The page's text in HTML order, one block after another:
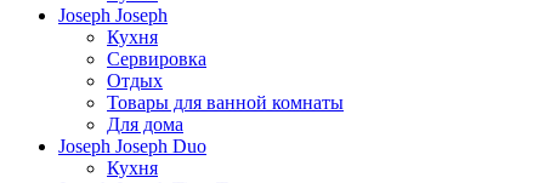
Joseph Joseph
Кухня
Сервировка
Отдых
Товары для ванной комнаты
Для дома
Joseph Joseph Duo
Кухня